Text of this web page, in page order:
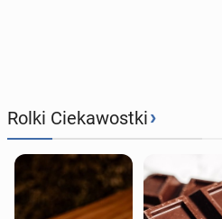
Rolki Ciekawostki›